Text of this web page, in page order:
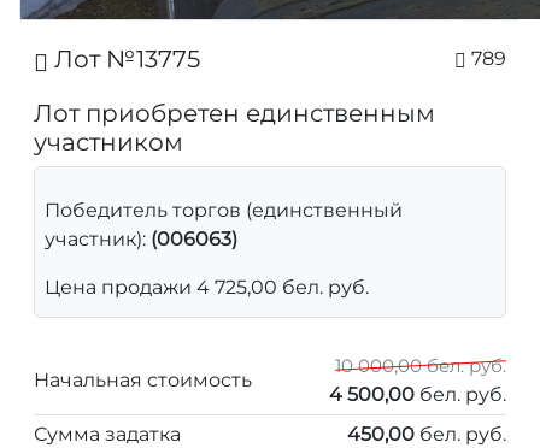
Лот №13775 789
Лот приобретен единственным
участником
Победитель торгов (единственный
участник): (006063)
Цена продажи 4 725,00 бел. руб.
Начальная стоимость
10 000,00 бел. руб.
4 500,00 бел. руб.
Сумма задатка
450,00 бел. руб.